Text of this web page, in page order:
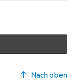
Nach oben